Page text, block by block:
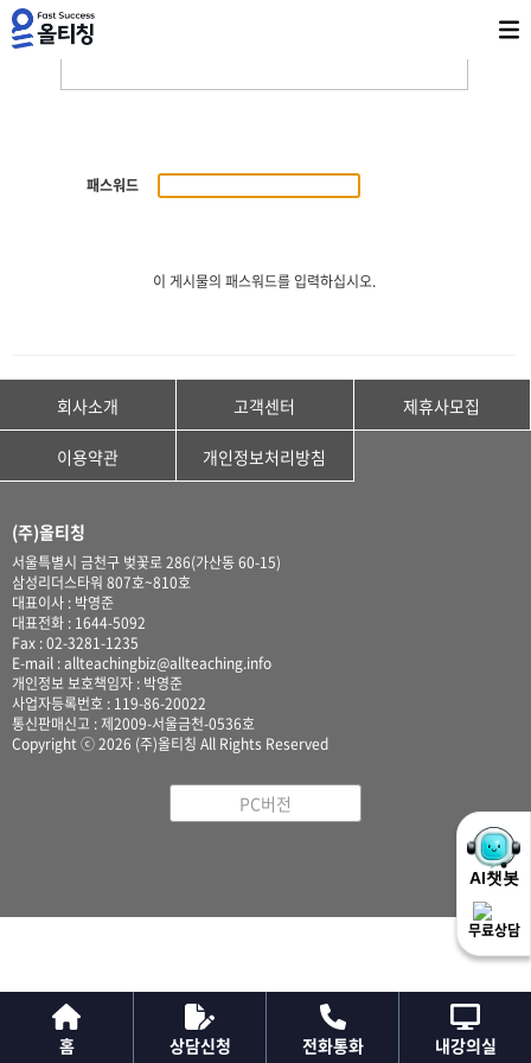
패스워드
이 게시물의 패스워드를 입력하십시오.
회사소개 고객센터 제휴사모집
이용약관 개인정보처리방침
(주)올티칭
서울특별시 금천구 벚꽃로 286(가산동 60-15)
삼성리더스타워 807호~810호
대표이사 : 박영준
대표전화 : 1644-5092
Fax : 02-3281-1235
E-mail : allteachingbiz@allteaching.info
개인정보 보호책임자 : 박영준
사업자등록번호 : 119-86-20022
통신판매신고 : 제2009-서울금천-0536호
Copyright ⓒ 2026 (주)올티칭 All Rights Reserved
PC버전
홈 상담신청 전화통화 내강의실
무료상담